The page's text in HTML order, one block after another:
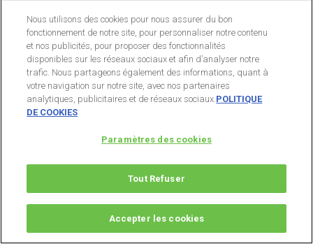
d’inactivité prolongée, ces données
sont désactivées et ne sont plus
utilisées à des fins commerciales ;
les données nécessaires au respect
des obligations légales, notamment
conservées pendant la durée légale
les données de facturation) ;
les données des prospects (
Nous utilisons des cookies pour nous assurer du bon
fonctionnement de notre site, pour personnaliser notre contenu
et nos publicités, pour proposer des fonctionnalités
disponibles sur les réseaux sociaux et afin d’analyser notre
trafic. Nous partageons également des informations, quant à
votre navigation sur notre site, avec nos partenaires
analytiques, publicitaires et de réseaux sociaux.POLITIQUE
DE COOKIES
Paramètres des cookies
Tout Refuser
Accepter les cookies